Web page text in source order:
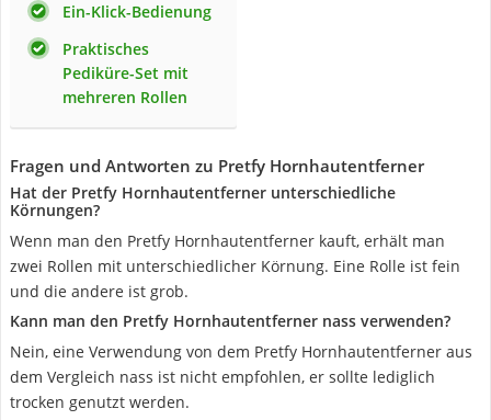
Ein-Klick-Bedienung
Praktisches
Pediküre-Set mit
mehreren Rollen
Fragen und Antworten zu Pretfy Hornhautentferner
Hat der Pretfy Hornhautentferner unterschiedliche
Körnungen?
Wenn man den Pretfy Hornhautentferner kauft, erhält man
zwei Rollen mit unterschiedlicher Körnung. Eine Rolle ist fein
und die andere ist grob.
Kann man den Pretfy Hornhautentferner nass verwenden?
Nein, eine Verwendung von dem Pretfy Hornhautentferner aus
dem Vergleich nass ist nicht empfohlen, er sollte lediglich
trocken genutzt werden.